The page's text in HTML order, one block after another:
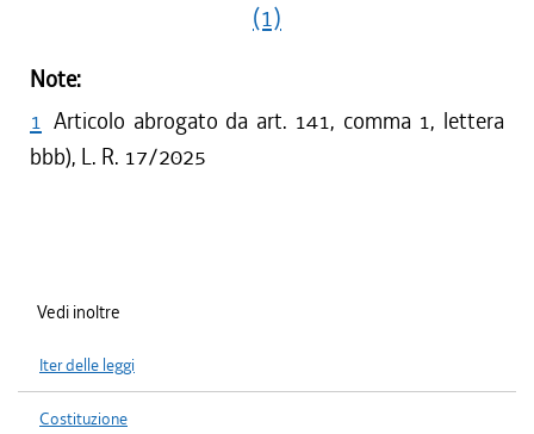
(1)
Note:
1 Articolo abrogato da art. 141, comma 1, lettera
bbb), L. R. 17/2025
Vedi inoltre
Iter delle leggi
Costituzione